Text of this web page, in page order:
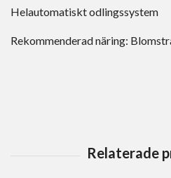
Helautomatiskt odlingssystem
Rekommenderad näring: